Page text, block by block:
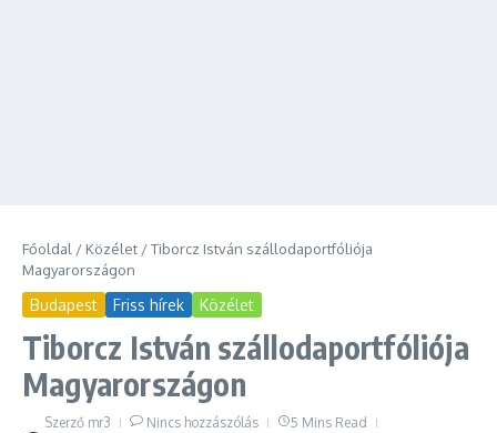
Főoldal / Közélet /Tiborcz István szállodaportfóliója
Magyarországon
Budapest Friss hírek Közélet
Tiborcz István szállodaportfóliója
Magyarországon
Szerző mr3 Nincs hozzászólás
5 Mins Read